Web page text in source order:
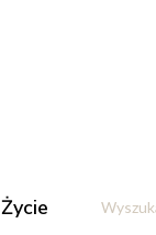
Życie